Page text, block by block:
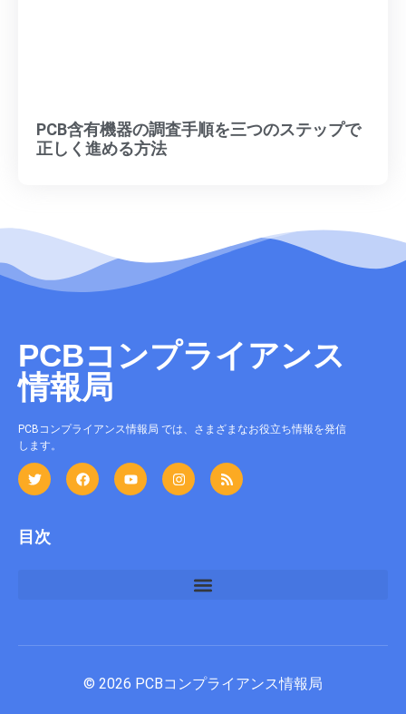
PCB含有機器の調査手順を三つのステップで
正しく進める方法
PCBコンプライアンス
情報局
PCBコンプライアンス情報局 では、さまざまなお役立ち情報を発信
します。
目次
© 2026 PCBコンプライアンス情報局